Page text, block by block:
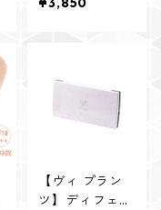
(パフ付)しっと
【ヴィ プラン
ツ】ディフェン